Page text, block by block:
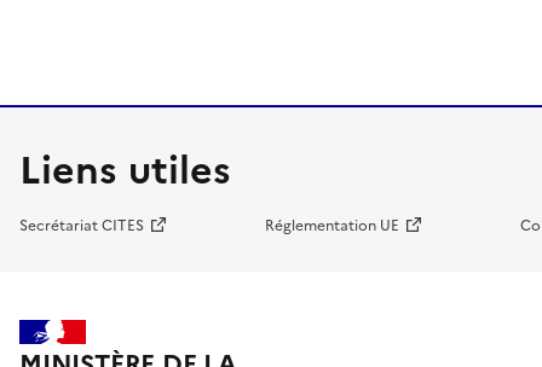
Liens utiles
Secrétariat CITES Réglementation UE